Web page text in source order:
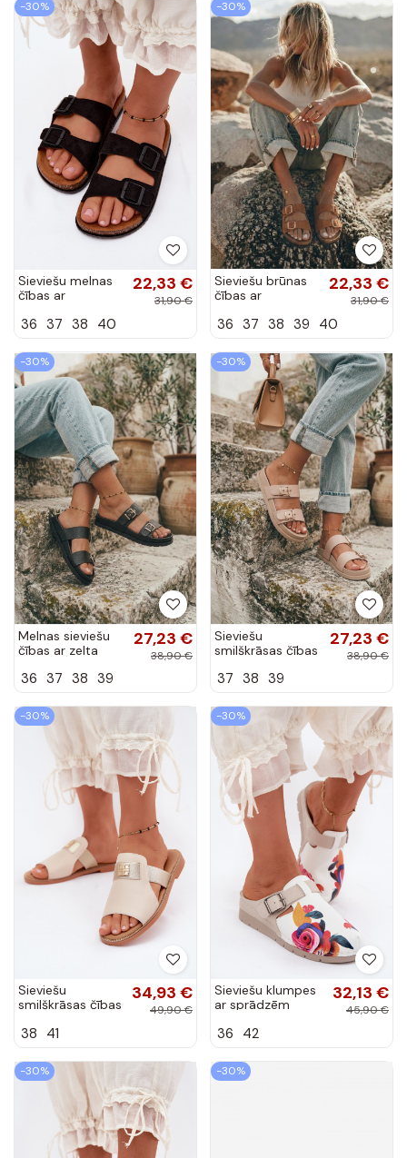
-30%
Sieviešu melnas
čības ar
22,33 €
31,90 €
36 37 38 40
-30%
Sieviešu brūnas
čības ar
22,33 €
31,90 €
36 37 38 39 40
-30%
Melnas sieviešu
čības ar zelta
27,23 €
38,90 €
36 37 38 39
-30%
Sieviešu
smilškrāsas čības
sprādzēm Vilja
27,23 €
38,90 €
37 38 39
-30%
Sieviešu
smilškrāsas čības
Pearlie
34,93 €
49,90 €
38 41
-30%
Sieviešu klumpes
ar sprādzēm
32,13 €
45,90 €
36 42
-30% -30%